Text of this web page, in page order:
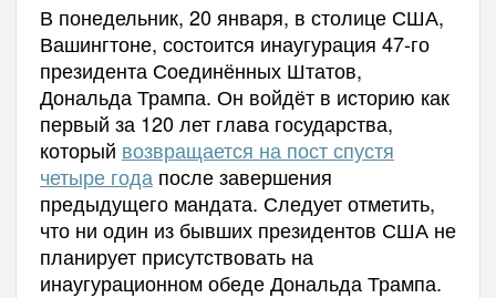
В понедельник, 20 января, в столице США,
Вашингтоне, состоится инаугурация 47-го
президента Соединённых Штатов,
Дональда Трампа. Он войдёт в историю как
первый за 120 лет глава государства,
который возвращается на пост спустя
четыре года после завершения
предыдущего мандата. Следует отметить,
что ни один из бывших президентов США не
планирует присутствовать на
инаугурационном обеде Дональда Трампа.